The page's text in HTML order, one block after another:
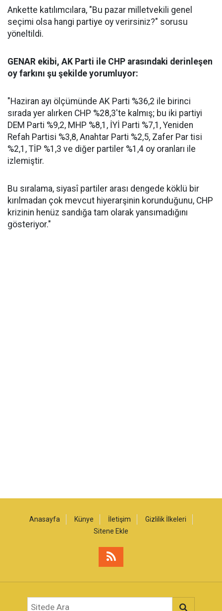
Ankette katılımcılara, "Bu pazar milletvekili genel
seçimi olsa hangi partiye oy verirsiniz?" sorusu
yöneltildi.
GENAR ekibi, AK Parti ile CHP arasındaki derinleşen
oy farkını şu şekilde yorumluyor:
"Haziran ayı ölçümünde AK Parti %36,2 ile birinci
sırada yer alırken CHP %28,3'te kalmış; bu iki partiyi
DEM Parti %9,2, MHP %8,1, İYİ Parti %7,1, Yeniden
Refah Partisi %3,8, Anahtar Parti %2,5, Zafer Par tisi
%2,1, TİP %1,3 ve diğer partiler %1,4 oy oranları ile
izlemiştir.
Bu sıralama, siyasî partiler arası dengede köklü bir
kırılmadan çok mevcut hiyerarşinin korunduğunu, CHP
krizinin henüz sandığa tam olarak yansımadığını
gösteriyor."
Anasayfa Künye İletişim
Gizlilik İlkeleri
Sitene Ekle